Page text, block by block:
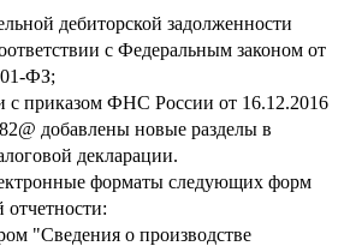
дебиторской задолженности
с Федеральным законом от
ФЗ;
с приказом ФНС России от 16.12.2016
добавлены новые разделы в
декларации.
форматы следующих форм
отчетности:
"Сведения о производстве